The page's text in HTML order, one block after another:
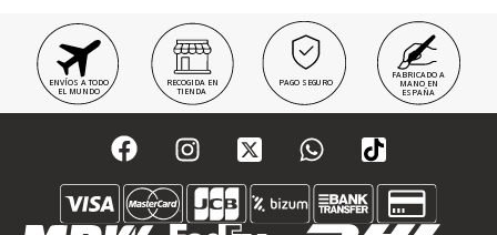
ENVÍOS A TODO
EL MUNDO
RECOGIDA EN
TIENDA
PAGO SEGURO
FABRICADO A
MANO EN
ESPAÑA